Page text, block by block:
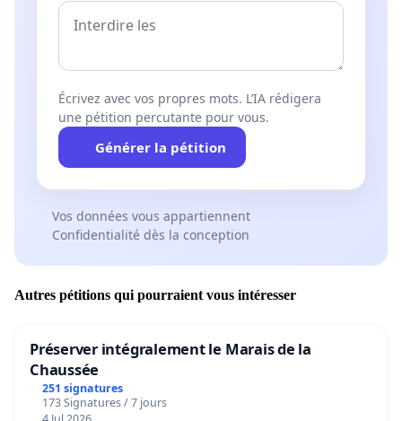
Écrivez avec vos propres mots. L’IA rédigera
une pétition percutante pour vous.
Générer la pétition
Vos données vous appartiennent
Confidentialité dès la conception
Autres pétitions qui pourraient vous intéresser
Préserver intégralement le Marais de la
Chaussée
251 signatures
173 Signatures / 7 jours